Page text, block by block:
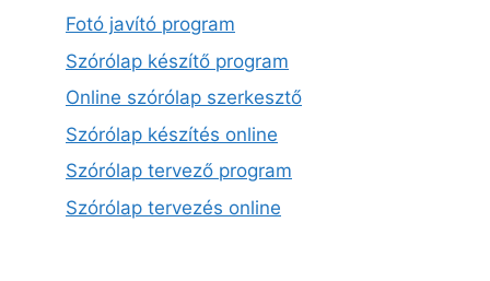
Fotó javító program
Szórólap készítő program
Online szórólap szerkesztő
Szórólap készítés online
Szórólap tervező program
Szórólap tervezés online